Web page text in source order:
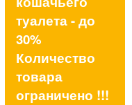
туалета - до
30%
Количество
товара
ограничено !!!